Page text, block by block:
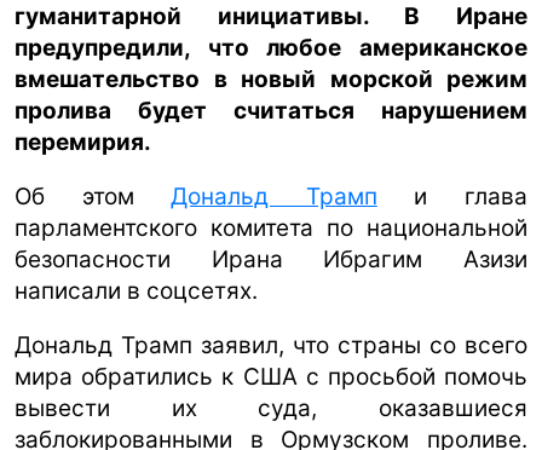
гуманитарной инициативы. В Иране
предупредили, что любое американское
вмешательство в новый морской режим
пролива будет считаться нарушением
перемирия.
Об этомДональд Трамп и глава
парламентского комитета по национальной
безопасности Ирана Ибрагим Азизи
написали в соцсетях.
Дональд Трамп заявил, что страны со всего
мира обратились к США с просьбой помочь
вывести их суда, оказавшиеся
заблокированными в Ормузском проливе.